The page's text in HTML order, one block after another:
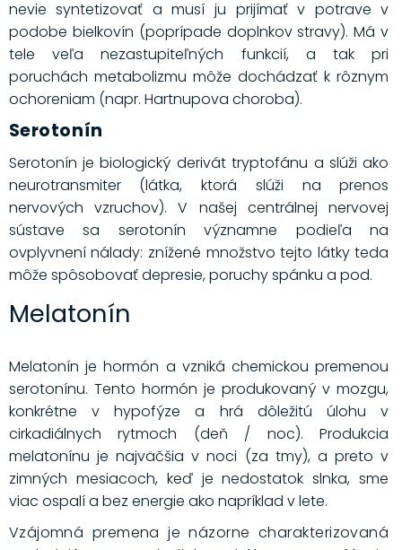
nevie syntetizovať a musí ju prijímať v potrave v
podobe bielkovín (poprípade doplnkov stravy). Má v
tele veľa nezastupiteľných funkcií, a tak pri
poruchách metabolizmu môže dochádzať k rôznym
ochoreniam (napr. Hartnupova choroba).
Serotonín
Serotonín je biologický derivát tryptofánu a slúži ako
neurotransmiter (látka, ktorá slúži na prenos
nervových vzruchov). V našej centrálnej nervovej
sústave sa serotonín významne podieľa na
ovplyvnení nálady: znížené množstvo tejto látky teda
môže spôsobovať depresie, poruchy spánku a pod.
Melatonín
Melatonín je hormón a vzniká chemickou premenou
serotonínu. Tento hormón je produkovaný v mozgu,
konkrétne v hypofýze a hrá dôležitú úlohu v
cirkadiálnych rytmoch (deň / noc). Produkcia
melatonínu je najväčšia v noci (za tmy), a preto v
zimných mesiacoch, keď je nedostatok slnka, sme
viac ospalí a bez energie ako napríklad v lete.
Vzájomná premena je názorne charakterizovaná